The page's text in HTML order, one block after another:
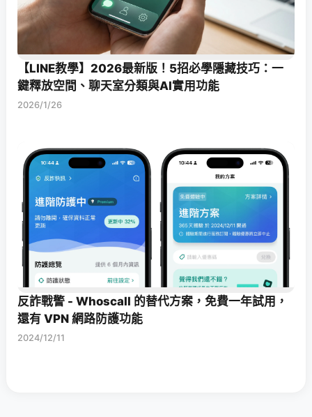
【LINE教學】2026最新版！5招必學隱藏技巧：一
鍵釋放空間、聊天室分類與AI實用功能
2026/1/26
反詐戰警 - Whoscall 的替代方案，免費一年試用，
還有 VPN 網路防護功能
2024/12/11